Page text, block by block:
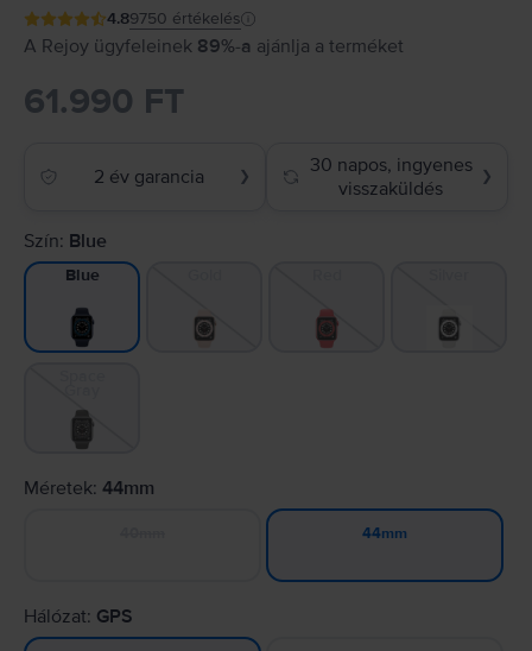
4.89750 értékelés
A Rejoy ügyfeleinek 89%-a ajánlja a terméket
61.990 FT
2 év garancia ❯
30 napos, ingyenes
visszaküldés
❯
Szín: Blue
Blue
Méretek: 44mm
44mm
Hálózat: GPS